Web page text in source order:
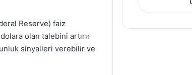
Reserve) faiz
dolara olan talebini artırır
sinyalleri verebilir ve